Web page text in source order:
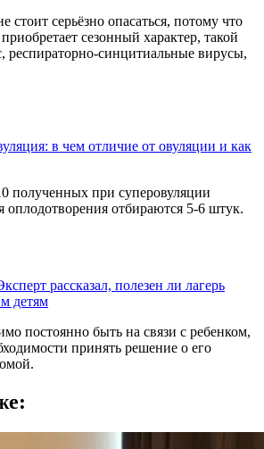
стоит серьёзно опасаться, потому что
сезонный характер, такой
респираторно-синцитиальные вирусы,
в чем отличие от овуляции и как
полученных при суперовуляции
оплодотворения отбираются 5-6 штук.
рассказал, полезен ли лагерь
детям
постоянно быть на связи с ребенком,
принять решение о его